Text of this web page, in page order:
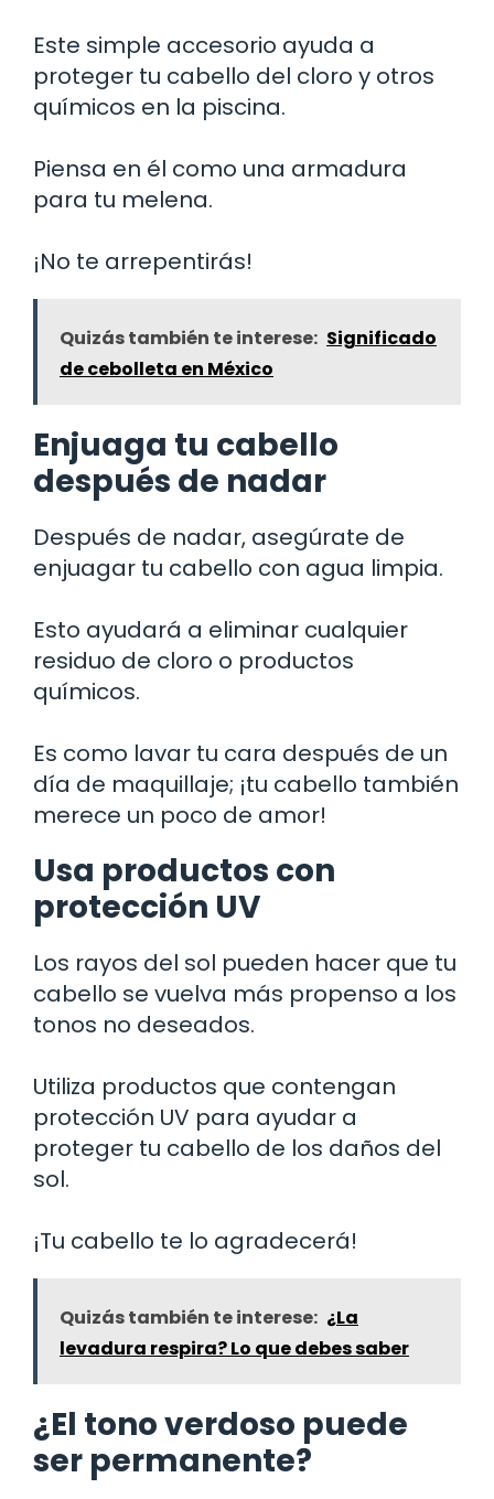
Este simple accesorio ayuda a
proteger tu cabello del cloro y otros
químicos en la piscina.
Piensa en él como una armadura
para tu melena.
¡No te arrepentirás!
Quizás también te interese: Significado
de cebolleta en México
Enjuaga tu cabello
después de nadar
Después de nadar, asegúrate de
enjuagar tu cabello con agua limpia.
Esto ayudará a eliminar cualquier
residuo de cloro o productos
químicos.
Es como lavar tu cara después de un
día de maquillaje; ¡tu cabello también
merece un poco de amor!
Usa productos con
protección UV
Los rayos del sol pueden hacer que tu
cabello se vuelva más propenso a los
tonos no deseados.
Utiliza productos que contengan
protección UV para ayudar a
proteger tu cabello de los daños del
sol.
¡Tu cabello te lo agradecerá!
Quizás también te interese: ¿La
levadura respira? Lo que debes saber
¿El tono verdoso puede
ser permanente?